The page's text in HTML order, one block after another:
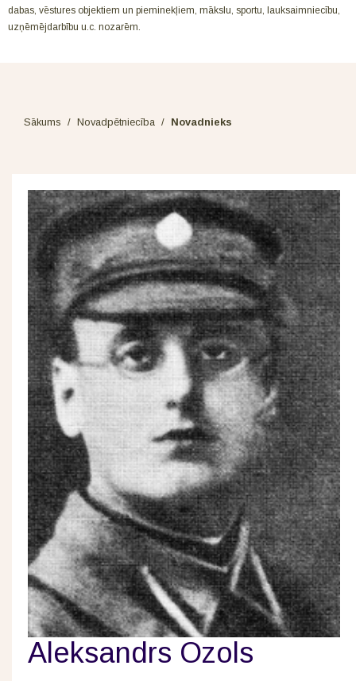
dabas, vēstures objektiem un pieminekļiem, mākslu, sportu, lauksaimniecību,
uzņēmējdarbību u.c. nozarēm.
Sākums / Novadpētniecība / Novadnieks
Aleksandrs Ozols